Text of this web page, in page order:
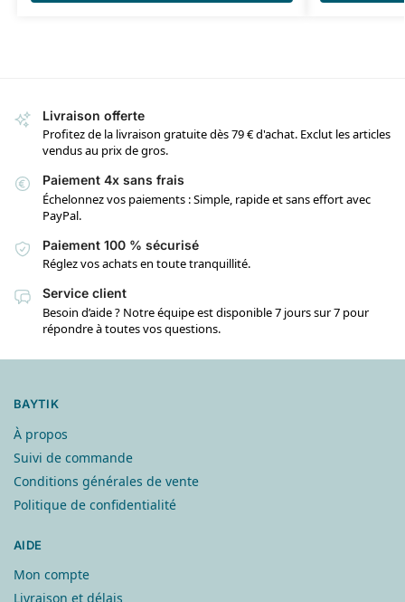
Livraison offerte
Profitez de la livraison gratuite dès 79 € d'achat. Exclut les articles
vendus au prix de gros.
Paiement 4x sans frais
Échelonnez vos paiements : Simple, rapide et sans effort avec
PayPal.
Paiement 100 % sécurisé
Réglez vos achats en toute tranquillité.
Service client
Besoin d’aide ? Notre équipe est disponible 7 jours sur 7 pour
répondre à toutes vos questions.
BAYTIK
À propos
Suivi de commande
Conditions générales de vente
Politique de confidentialité
AIDE
Mon compte
Livraison et délais